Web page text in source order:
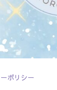
ポリシー